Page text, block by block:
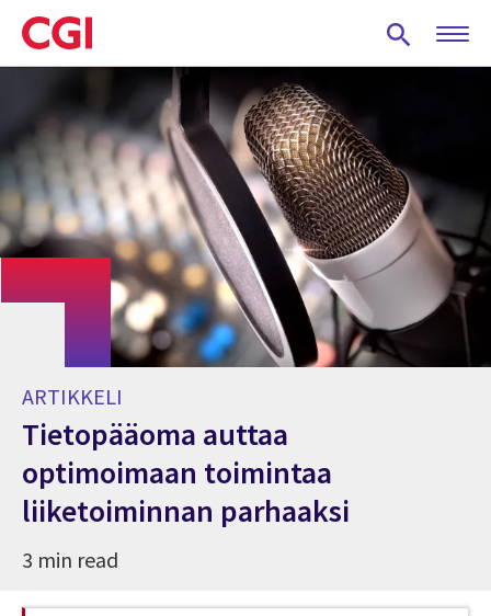
Skip
to
main
ARTIKKELI
Tietopääoma auttaa
optimoimaan toimintaa
liiketoiminnan parhaaksi
3 min read